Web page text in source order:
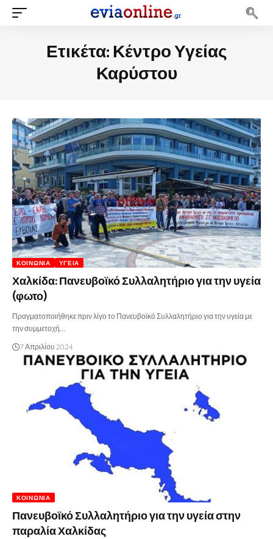
Ετικέτα: Κέντρο Υγείας
Καρύστου
ΚΟΙΝΩΝΊΑ ΥΓΕΊΑ
Χαλκίδα: Πανευβοϊκό Συλλαλητήριο για την υγεία
(φωτο)
Πραγματοποιήθηκε πριν λίγο το Πανευβοϊκό Συλλαλητήριο για την υγεία με
την συμμετοχή…
7 Απριλίου 2024
ΚΟΙΝΩΝΊΑ
Πανευβοϊκό Συλλαλητήριο για την υγεία στην
παραλία Χαλκίδας